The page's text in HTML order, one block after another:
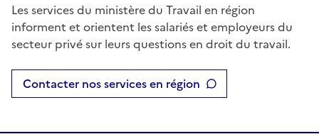
Les services du ministère du Travail en région
informent et orientent les salariés et employeurs du
secteur privé sur leurs questions en droit du travail.
Contacter nos services en région